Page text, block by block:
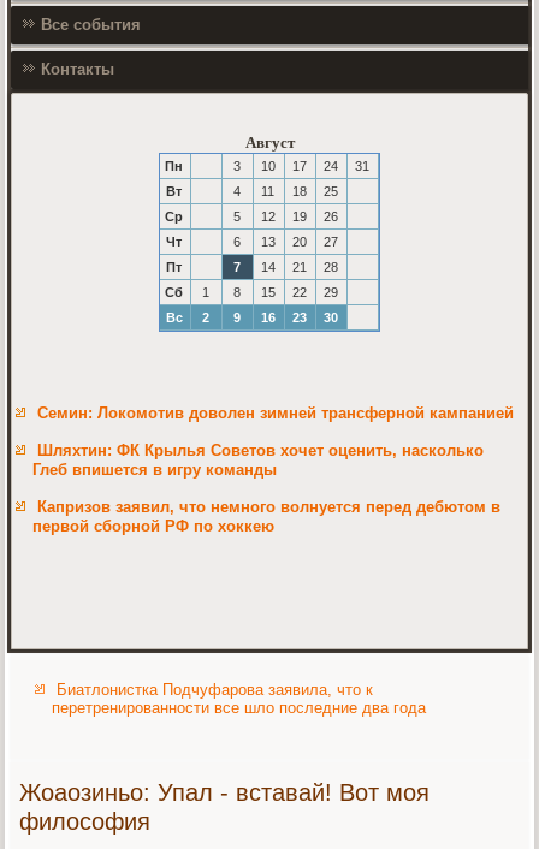
Все события
Контакты
Август
Пн 3 10 17 24
31
Вт
4 11 18
25
Ср
5 12 19
26
Чт
6 13 20
27
Пт
7 14 21
28
Сб
1 8 15 22
29
Вс
2 9 16 23 30
Семин: Локомотив доволен зимней трансферной кампанией
Шляхтин: ФК Крылья Советов хочет оценить, насколько
Глеб впишется в игру команды
Капризов заявил, что немного волнуется перед дебютом в
первой сборной РФ по хоккею
Биатлонистка Подчуфарова заявила, что к
перетренированности все шло последние два года
Жоаозиньо: Упал - вставай! Вот моя
философия